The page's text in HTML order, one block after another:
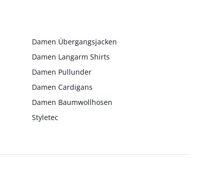
Damen Übergangsjacken
Damen Langarm Shirts
Damen Pullunder
Damen Cardigans
Damen Baumwollhosen
Styletec